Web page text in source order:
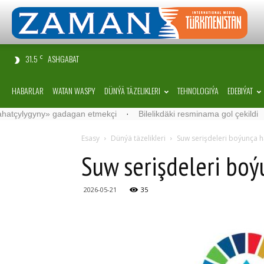
31.5 C ASHGABAT
HABARLAR WATAN WASPY DÜNÝÄ TÄZELIKLERI TEHNOLOGIÝA EDEBIÝAT
gadagan etmekçi · Bilelikdäki resminama gol çekildi ·
Esasy Dünýä täzelikleri Suw serişdeleri boýunça
Suw serişdeleri
2026-05-21 35